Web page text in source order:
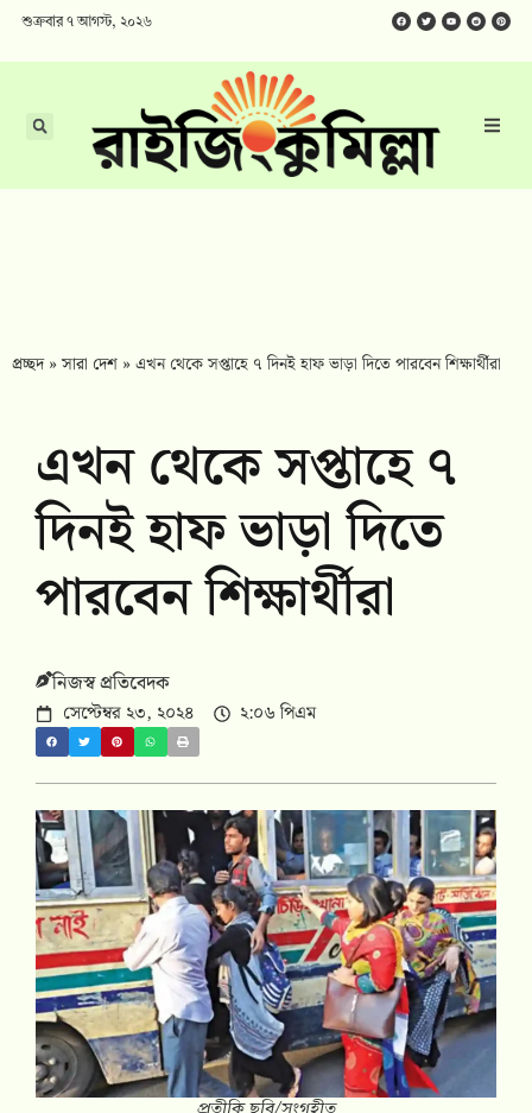
শুক্রবার ৭ আগস্ট, ২০২৬
প্রচ্ছদ»সারা দেশ »এখন থেকে সপ্তাহে ৭ দিনই হাফ ভাড়া দিতে পারবেন শিক্ষার্থীরা
এখন থেকে সপ্তাহে ৭
দিনই হাফ ভাড়া দিতে
পারবেন শিক্ষার্থীরা
নিজস্ব প্রতিবেদক
সেপ্টেম্বর ২৩, ২০২৪ ২:০৬ পিএম